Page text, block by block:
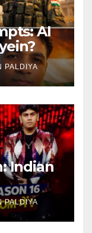
AI
PALDIYA
Indian
PALDIYA